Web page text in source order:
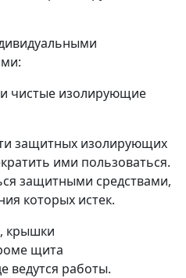
чистые изолирующие
защитных изолирующих
ими пользоваться.
защитными средствами,
которых истек.
крышки
щита
ведутся работы.